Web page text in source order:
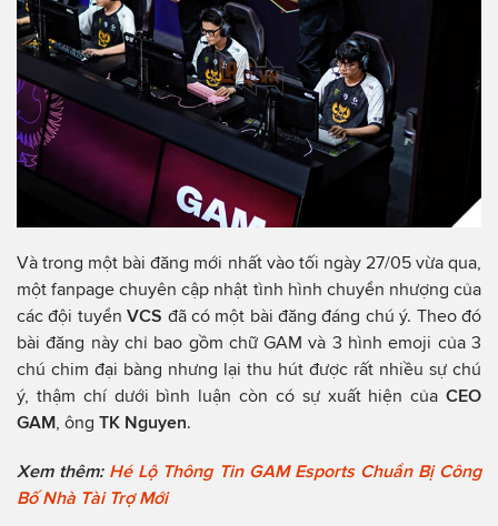
Và trong một bài đăng mới nhất vào tối ngày 27/05 vừa qua,
một fanpage chuyên cập nhật tình hình chuyển nhượng của
các đội tuyểnVCS đã có một bài đăng đáng chú ý. Theo đó
bài đăng này chỉ bao gồm chữ GAM và 3 hình emoji của 3
chú chim đại bàng nhưng lại thu hút được rất nhiều sự chú
ý, thậm chí dưới bình luận còn có sự xuất hiện của CEO
GAM , ông TK Nguyen.
Xem thêm: Hé Lộ Thông Tin GAM Esports Chuẩn Bị Công
Bố Nhà Tài Trợ Mới